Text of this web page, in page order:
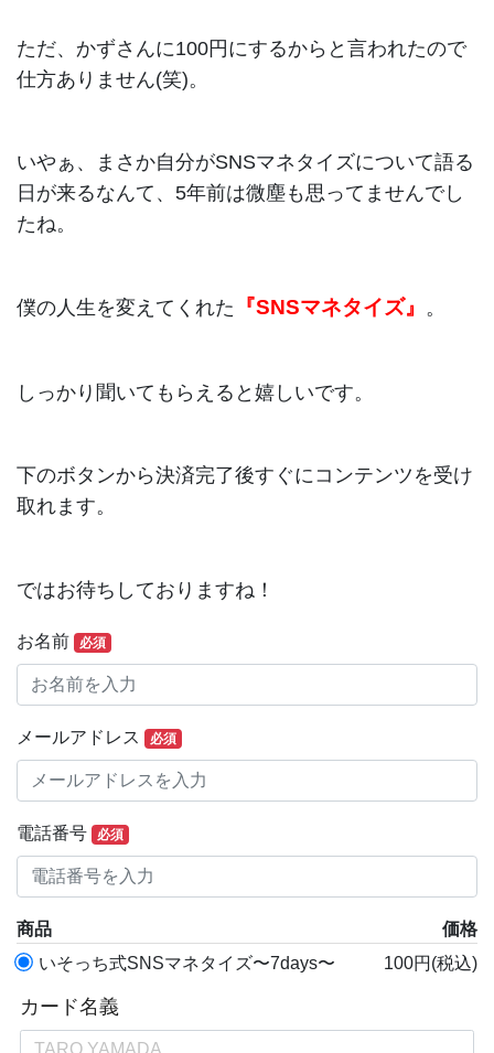
ただ、かずさんに100円にするからと言われたので
仕方ありません(笑)。
いやぁ、まさか自分がSNSマネタイズについて語る
日が来るなんて、5年前は微塵も思ってませんでし
たね。
僕の人生を変えてくれた 『SNSマネタイズ』 。
しっかり聞いてもらえると嬉しいです。
下のボタンから決済完了後すぐにコンテンツを受け
取れます。
ではお待ちしておりますね！
お名前 必須
メールアドレス 必須
電話番号 必須
商品
価格
いそっち式SNSマネタイズ〜7days〜
100円(税込)